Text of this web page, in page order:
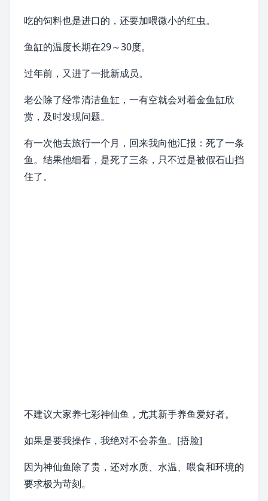
吃的饲料也是进口的，还要加喂微小的红虫。
鱼缸的温度长期在29～30度。
过年前，又进了一批新成员。
老公除了经常清洁鱼缸，一有空就会对着金鱼缸欣
赏，及时发现问题。
有一次他去旅行一个月，回来我向他汇报：死了一条
鱼。结果他细看，是死了三条，只不过是被假石山挡
住了。
不建议大家养七彩神仙鱼，尤其新手养鱼爱好者。
如果是要我操作，我绝对不会养鱼。[捂脸]
因为神仙鱼除了贵，还对水质、水温、喂食和环境的
要求极为苛刻。